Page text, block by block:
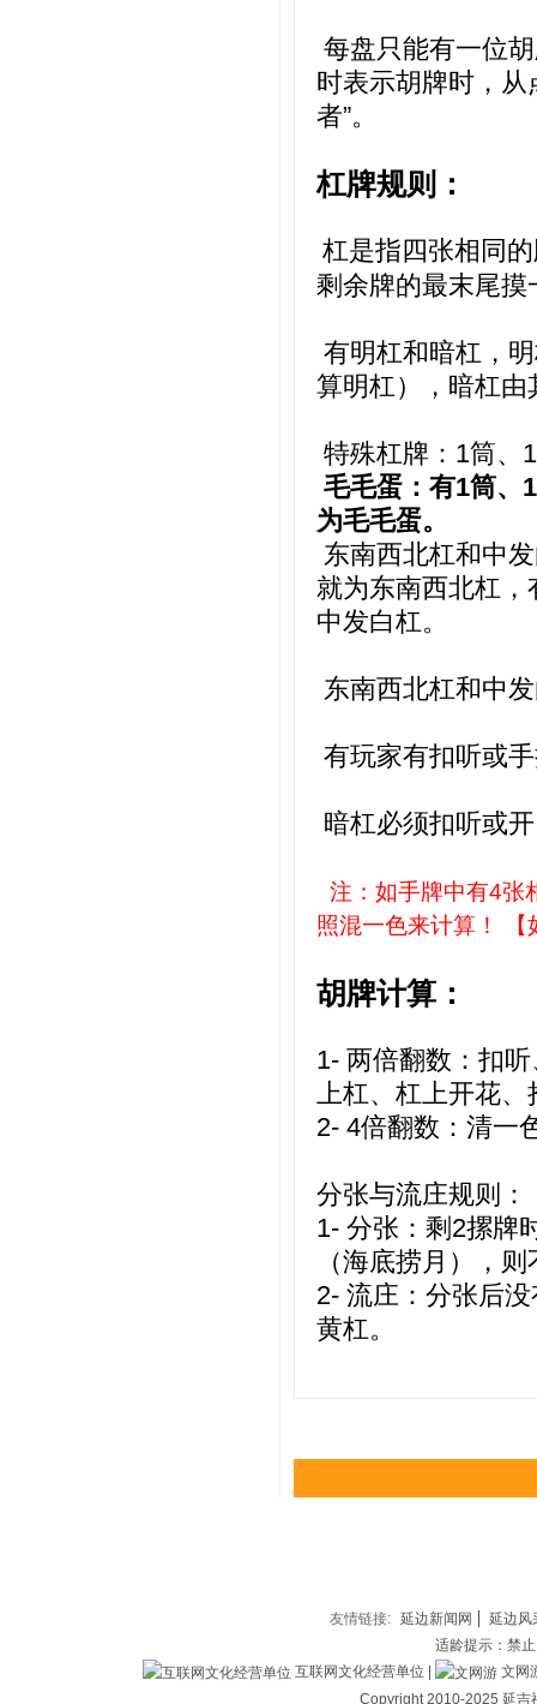
每盘只能有一位
时表示胡牌时，从
者”。
杠牌规则：
杠是指四张相同
剩余牌的最末尾
有明杠和暗杠，
算明杠），暗杠
特殊杠牌：1筒、
毛毛蛋：有1筒、
为毛毛蛋。
东南西北杠和中
就为东南西北杠
中发白杠。
东南西北杠和中
有玩家有扣听或
暗杠必须扣听或
注：如手牌中有4张
照混一色来计算！ 【
胡牌计算：
1- 两倍翻数：扣
上杠、 杠上开花、
2- 4倍翻数：清一
分张与流庄规则：
1- 分张：剩2摞牌
（海底捞月），
2- 流庄：分张后
黄杠。
友情链接: 延边新闻网
延边风
适龄提示：禁
互联网文化经营单位 |
文网
Copyright 2010-2025 延吉